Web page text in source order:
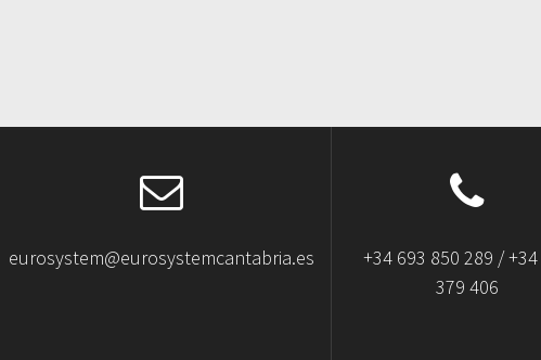
eurosystem@eurosystemcantabria.es
+34 693 850 289 /
379 406